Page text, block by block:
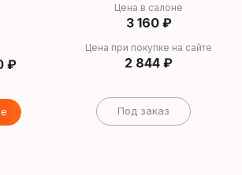
₽
Цена в салоне
3 160₽
Цена при покупке на сайте
2 844 ₽
Под заказ